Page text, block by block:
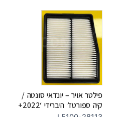
פילטר אויר – יונדאי סונטה /
קיה ספורטז’ היברידי ‘2022+